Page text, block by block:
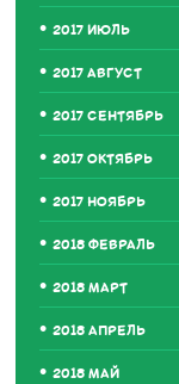
2017 ИЮЛЬ
2017 АВГУСТ
2017 СЕНТЯБРЬ
2017 ОКТЯБРЬ
2017 НОЯБРЬ
2018 ФЕВРАЛЬ
2018 МАРТ
2018 АПРЕЛЬ
2018 МАЙ